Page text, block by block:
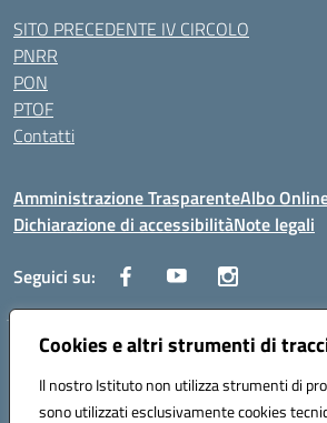
Cookies e altri strumenti di
Il nostro Istituto non utilizza strumenti di
sono utilizzati esclusivamente cookies
SITO PRECEDENTE IV CIRCOLO
PNRR
PON
PTOF
Contatti
Amministrazione TrasparenteAlbo
Dichiarazione di accessibilitàNote legali
Seguici su:
Traversa Fondo d'Orto n.19B - Cap 80053 -
(NA) - Tel. 0818701043 - Mail:
naic847006@pec.istruzione.it